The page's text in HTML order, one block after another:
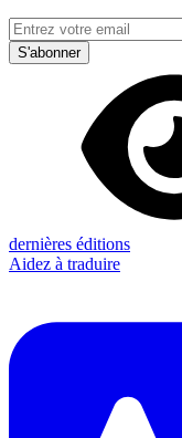
S'abonner
dernières éditions
Aidez à traduire